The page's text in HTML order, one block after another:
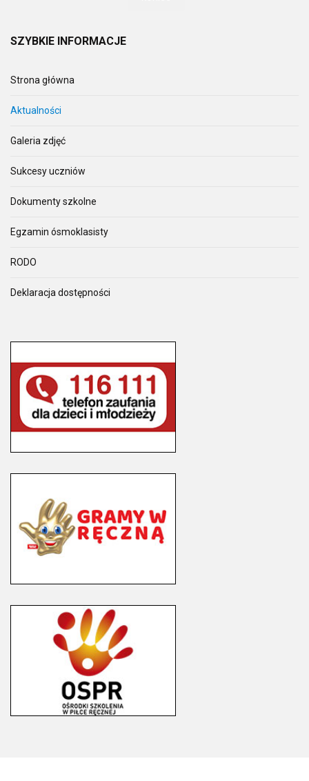
SZYBKIE INFORMACJE
Strona główna
Aktualności
Galeria zdjęć
Sukcesy uczniów
Dokumenty szkolne
Egzamin ósmoklasisty
RODO
Deklaracja dostępności